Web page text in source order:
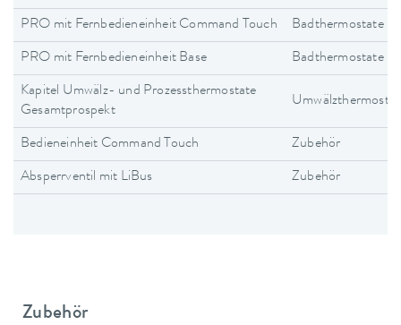
PRO mit Fernbedieneinheit Command Touch Badthermostate
PRO mit Fernbedieneinheit Base Badthermostate
Kapitel Umwälz- und Prozessthermostate
Gesamtprospekt
Bedieneinheit Command Touch Zubehör
Absperrventil mit LiBus Zubehör
Zubehör